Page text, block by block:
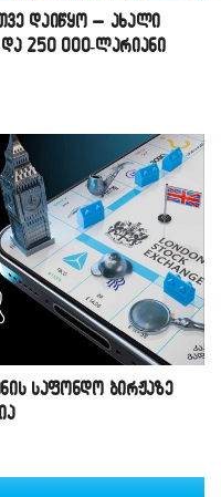
დაიწყო – ახალი
და 250 000-ლარიანი
საფონდო ბირჟაზე